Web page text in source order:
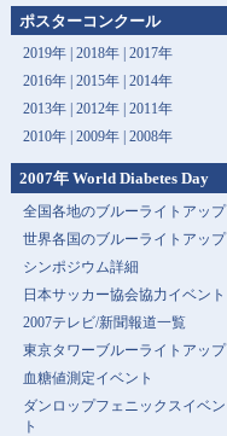
ポスターコンクール
2019年 | 2018年 | 2017年
2016年 | 2015年 | 2014年
2013年 | 2012年 | 2011年
2010年 | 2009年 | 2008年
2007年 World Diabetes Day
全国各地のブルーライトアップ
世界各国のブルーライトアップ
シンポジウム詳細
日本サッカー協会協力イベント
2007テレビ/新聞報道一覧
東京タワーブルーライトアップ
血糖値測定イベント
ダンロップフェニックスイベン
ト